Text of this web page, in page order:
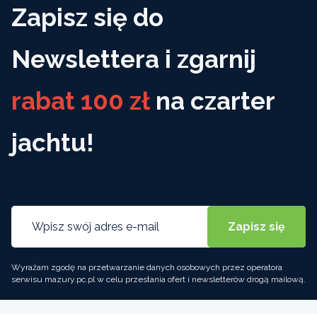
Zapisz się do
Newslettera i zgarnij
rabat 100 zł na czarter
jachtu!
Wyrażam zgodę na przetwarzanie danych osobowych przez operatora
serwisu mazury.pc.pl w celu przesłania ofert i newsletterów drogą mailową.